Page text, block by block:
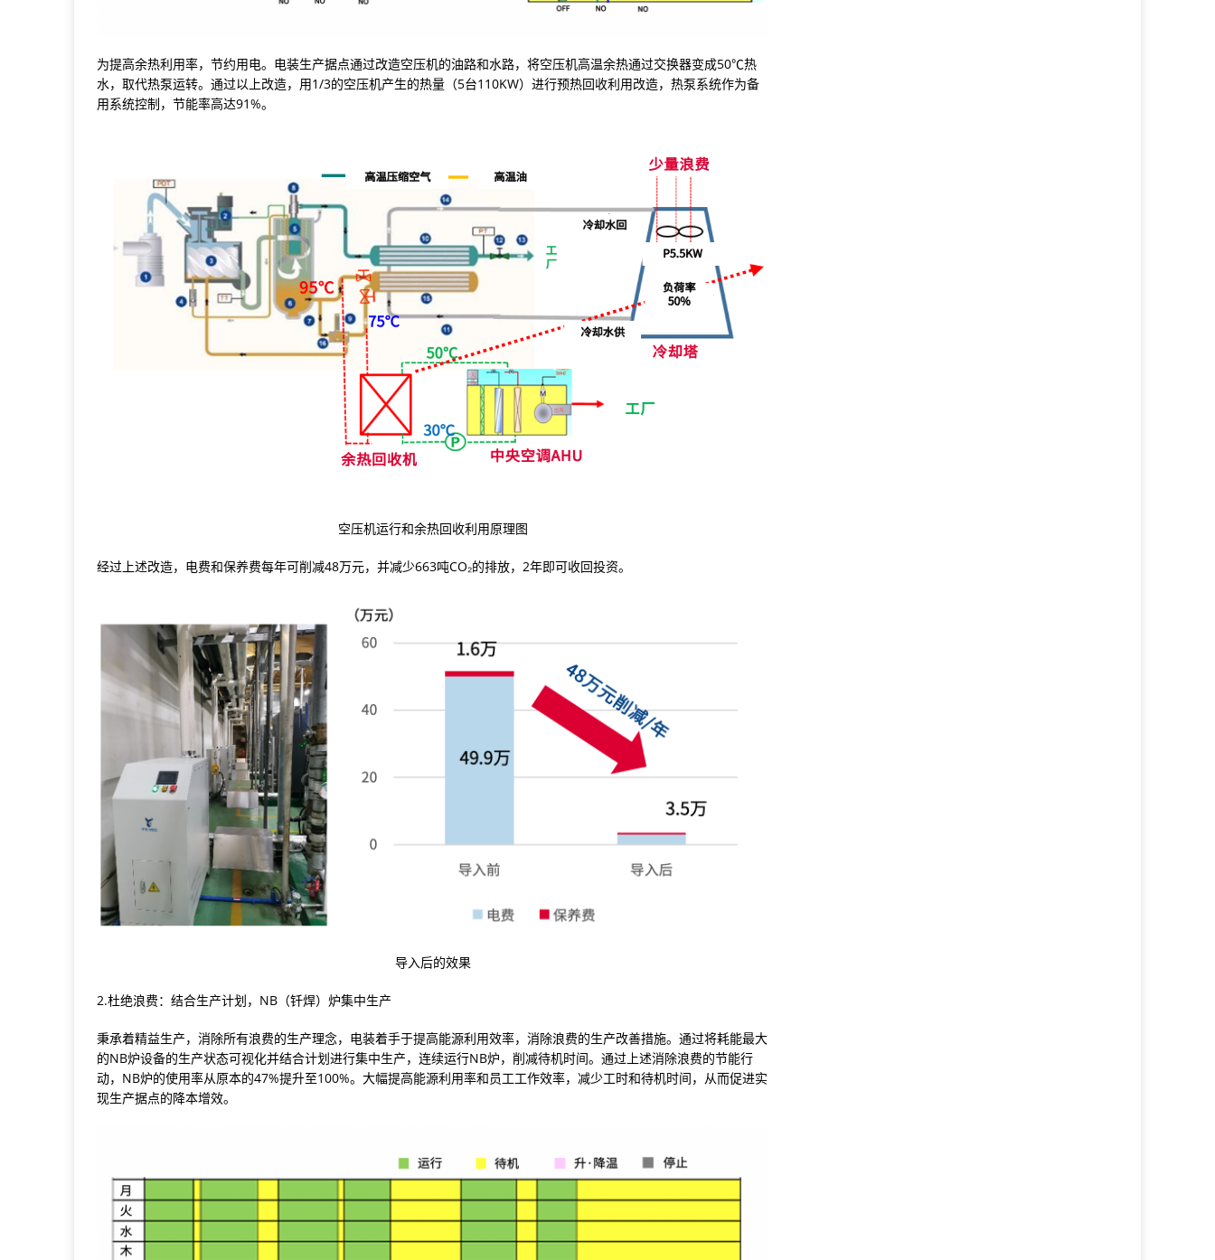
为提高余热利用率，节约用电。电装生产据点通过改造空压机的油路和水路，将空压机高温余热通过交换器变成50℃热
水，取代热泵运转。通过以上改造，用1/3的空压机产生的热量（5台110KW）进行预热回收利用改造，热泵系统作为备
用系统控制，节能率高达91%。
空压机运行和余热回收利用原理图
经过上述改造，电费和保养费每年可削减48万元，并减少663吨CO₂的排放，2年即可收回投资。
导入后的效果
2.杜绝浪费：结合生产计划，NB（钎焊）炉集中生产
秉承着精益生产，消除所有浪费的生产理念，电装着手于提高能源利用效率，消除浪费的生产改善措施。通过将耗能最大
的NB炉设备的生产状态可视化并结合计划进行集中生产，连续运行NB炉，削减待机时间。通过上述消除浪费的节能行
动，NB炉的使用率从原本的47%提升至100%。大幅提高能源利用率和员工工作效率，减少工时和待机时间，从而促进实
现生产据点的降本增效。